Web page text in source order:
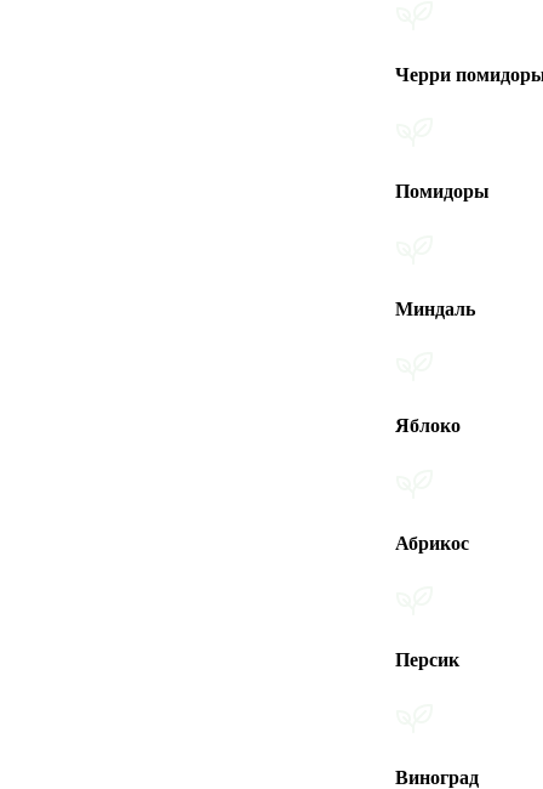
Черри помидоры
Помидоры
Виноград